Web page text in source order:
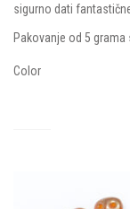
sigurno dati
Pakovanje od 5 grama
Color